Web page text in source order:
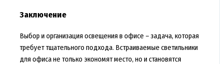
Заключение
Выбор и организация освещения в офисе – задача, которая
требует тщательного подхода. Встраиваемые светильники
для офиса не только экономят место, но и становятся